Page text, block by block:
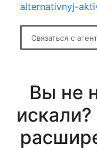
alternativnyj-
Связаться с
Вы не